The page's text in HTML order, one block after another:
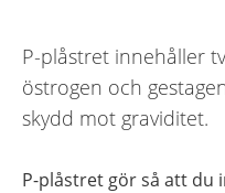
P-plåstret innehåller
östrogen och
skydd mot graviditet.
P-plåstret gör så att du